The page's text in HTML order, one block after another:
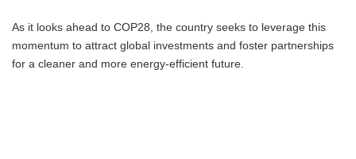
As it looks ahead to COP28, the country seeks to leverage this
momentum to attract global investments and foster partnerships
for a cleaner and more energy-efficient future.